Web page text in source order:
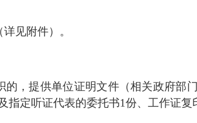
见附件）。
的，提供单位证明文件（相关政府部
指定听证代表的委托书1份、工作证复